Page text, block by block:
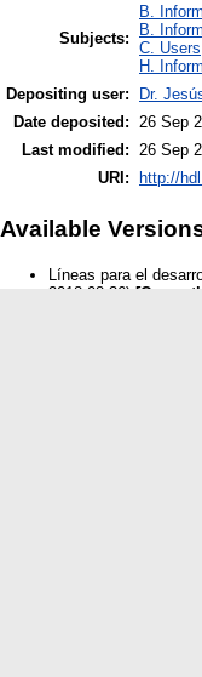
Subjects:
B.
B.
C.
H.
Depositing user:
Dr.
Date deposited:
26 Sep
Last modified:
26 Sep
URI: http://
Available
Líneas para el
2018 08:36)